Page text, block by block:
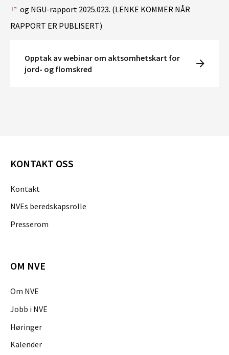
og NGU-rapport 2025.023. (LENKE KOMMER NÅR
RAPPORT ER PUBLISERT)
Opptak av webinar om aktsomhetskart for
jord- og flomskred
KONTAKT OSS
Kontakt
NVEs beredskapsrolle
Presserom
OM NVE
Om NVE
Jobb i NVE
Høringer
Kalender